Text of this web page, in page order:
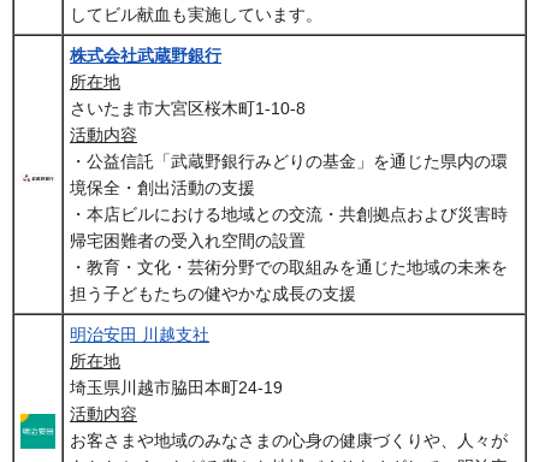
してビル献血も実施しています。
株式会社武蔵野銀行
所在地
さいたま市大宮区桜木町1-10-8
活動内容
・公益信託「武蔵野銀行みどりの基金」を通じた県内の環
境保全・創出活動の支援
・本店ビルにおける地域との交流・共創拠点および災害時
帰宅困難者の受入れ空間の設置
・教育・文化・芸術分野での取組みを通じた地域の未来を
担う子どもたちの健やかな成長の支援
明治安田 川越支社
所在地
埼玉県川越市脇田本町24-19
活動内容
お客さまや地域のみなさまの心身の健康づくりや、人々が